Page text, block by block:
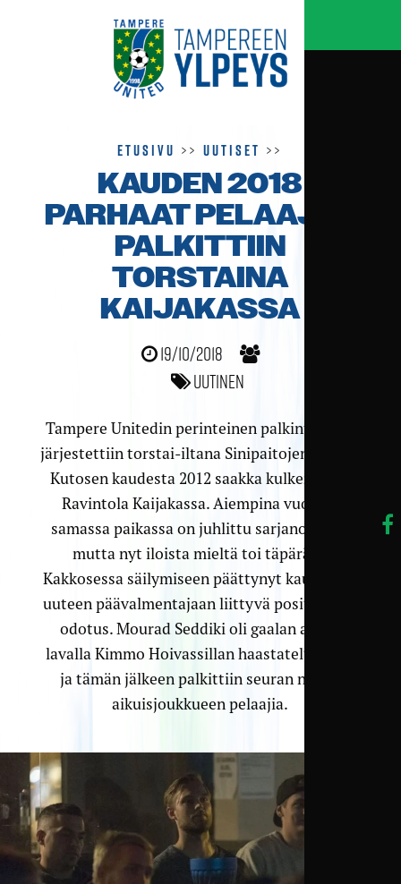
Etusivu >>Uutiset >>
KAUDEN 2018
PARHAAT PELAAJAT
PALKITTIIN
TORSTAINA
KAIJAKASSA
19/10/2018
Uutinen
Tampere Unitedin perinteinen palkintogaala
järjestettiin torstai-iltana Sinipaitojen tukena
Kutosen kaudesta 2012 saakka kulkeneessa
Ravintola Kaijakassa. Aiempina vuosina
samassa paikassa on juhlittu sarjanousuja,
mutta nyt iloista mieltä toi täpärään
Kakkosessa säilymiseen päättynyt kausi sekä
uuteen päävalmentajaan liittyvä positiivinen
odotus. Mourad Seddiki oli gaalan aluksi
lavalla Kimmo Hoivassillan haastateltavana,
ja tämän jälkeen palkittiin seuran neljän
aikuisjoukkueen pelaajia.